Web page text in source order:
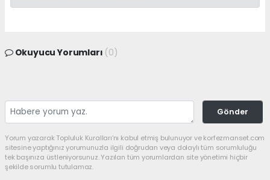
Okuyucu Yorumları (0)
Gönder
Yorum yazarak Topluluk Kuralları’nı kabul etmiş bulunuyor ve korfezmanset.com
sitesine yaptığınız yorumunuzla ilgili doğrudan veya dolaylı tüm sorumluluğu
tek başınıza üstleniyorsunuz. Yazılan tüm yorumlardan site yönetimi hiçbir
şekilde sorumlu tutulamaz.